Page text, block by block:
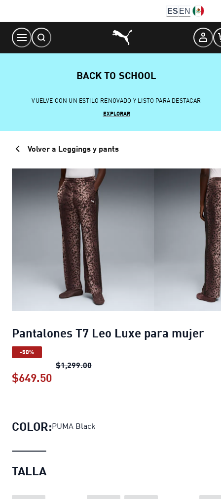
Content
ES EN
BACK TO SCHOOL
VUELVE CON UN ESTILO RENOVADO Y LISTO PARA DESTACAR
EXPLORAR
Volver a Leggings y pants
Pantalones T7 Leo Luxe para mujer
-50%
$1,299.00Pantalones T7 Leo Luxe para mujer
$649.50
COLOR:PUMA Black
TALLA